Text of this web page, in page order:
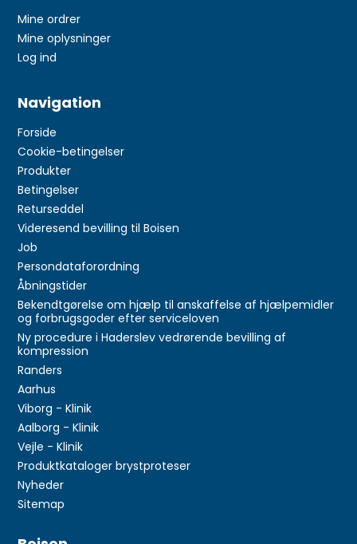
Mine ordrer
Mine oplysninger
Log ind
Navigation
Forside
Cookie-betingelser
Produkter
Betingelser
Returseddel
Videresend bevilling til Boisen
Job
Persondataforordning
Åbningstider
Bekendtgørelse om hjælp til anskaffelse af hjælpemidler
og forbrugsgoder efter serviceloven
Ny procedure i Haderslev vedrørende bevilling af
kompression
Randers
Aarhus
Viborg - Klinik
Aalborg - Klinik
Vejle - Klinik
Produktkataloger brystproteser
Nyheder
Sitemap